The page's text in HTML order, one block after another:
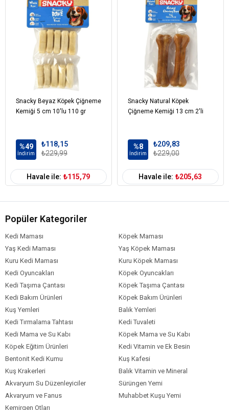
Köpek Maması
Formu
Ödül Maması
Köpek Irk
Tüm Irklara Uygun
Köpek Maması
Paket Boyutu
101-500 gr
Köpek Maması
Kampanya
Çoklu Paket
Köpek Irk
Özelliği
Tümüne Uygun
Snacky Beyaz Köpek Çiğneme
Kemiği 5 cm 10'lu 110 gr
%49
İndirim
₺118,15
₺229,99
Havale ile: ₺115,79
Snacky Natural Köpek
Çiğneme Kemiği 13 cm 2'li
%8
İndirim
₺209,83
₺229,00
Havale ile: ₺205,63
Popüler Kategoriler
Kedi Maması
Köpek Maması
Yaş Kedi Maması
Yaş Köpek Maması
Kuru Kedi Maması
Kuru Köpek Maması
Kedi Oyuncakları
Köpek Oyuncakları
Kedi Taşıma Çantası
Köpek Taşıma Çantası
Kedi Bakım Ürünleri
Köpek Bakım Ürünleri
Kuş Yemleri
Balık Yemleri
Kedi Tırmalama Tahtası
Kedi Tuvaleti
Kedi Mama ve Su Kabı
Köpek Mama ve Su Kabı
Köpek Eğitim Ürünleri
Kedi Vitamin ve Ek Besin
Bentonit Kedi Kumu
Kuş Kafesi
Kuş Krakerleri
Balık Vitamin ve Mineral
Akvaryum Su Düzenleyiciler
Sürüngen Yemi
Akvaryum ve Fanus
Muhabbet Kuşu Yemi
Kemirgen Otları